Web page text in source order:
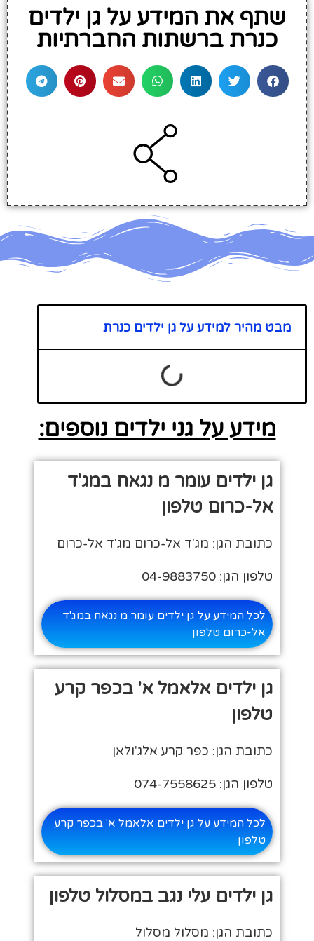
שתף את המידע על גן ילדים
כנרת ברשתות החברתיות
מבט מהיר למידע על גן ילדים כנרת
מידע על גני ילדים נוספים:
גן ילדים עומר מ נגאח במג'ד
אל-כרום טלפון
כתובת הגן: מג'ד אל-כרום מג'ד אל-כרום
טלפון הגן: 04-9883750
לכל המידע על גן ילדים עומר מ נגאח במג'ד
אל-כרום טלפון
גן ילדים אלאמל א' בכפר קרע
טלפון
כתובת הגן: כפר קרע אלג'ולאן
טלפון הגן: 074-7558625
לכל המידע על גן ילדים אלאמל א' בכפר קרע
טלפון
גן ילדים עלי נגב במסלול טלפון
כתובת הגן: מסלול מסלול